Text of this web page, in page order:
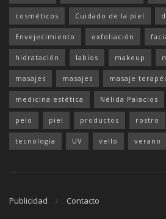
cosméticos Cuidado de la piel
Envejecimiento exfoliación
hidratación labios makeup
masajes masajes masaje
medicina estética Nélida Palacios
pelo piel productos rostro
tecnología UV vello verano
Publicidad Contacto